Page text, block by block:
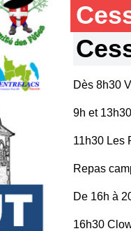
Dès 8h30
9h et
11h30 Les
Repas
De 16h à
16h30